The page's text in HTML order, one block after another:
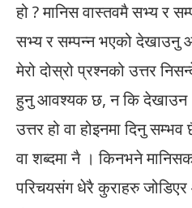
हो ? मानिस वास्तवमै सभ्य र
सभ्य र सम्पन्न भएको देखाउनु
मेरो दोस्रो प्रश्नको उत्तर
हुनु आवश्यक छ, न कि देखाउन
उत्तर हो वा होइनमा दिनु
वा शब्दमा नै । किनभने
परिचयसंग धेरै कुराहरु